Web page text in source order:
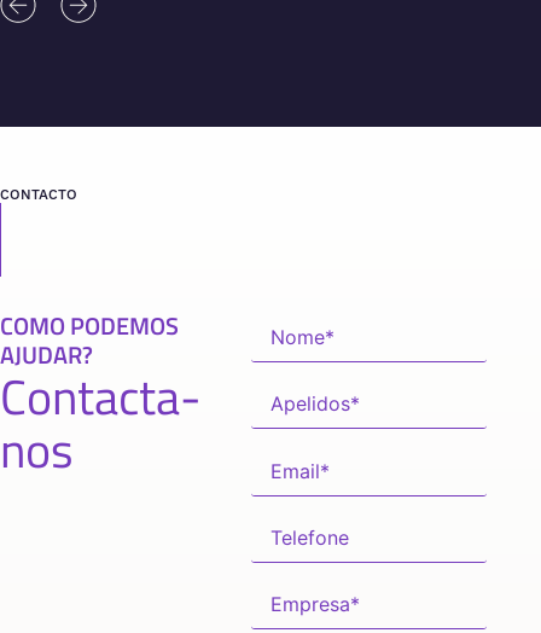
CONTACTO
COMO PODEMOS
AJUDAR?
Contacta-
nos